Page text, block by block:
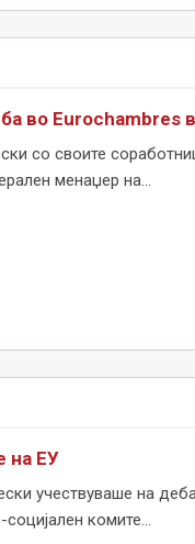
во Еurochambres
со своите
менаџер на...
на ЕУ
учествуваше на
комите...